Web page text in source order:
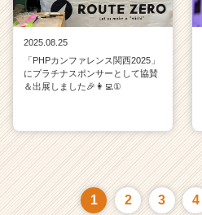
2025.08.25
「PHPカンファレンス関西2025」
にプラチナスポンサーとして協賛
＆出展しました🎉👩‍💻①
1 2 3 4